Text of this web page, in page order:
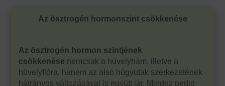
Az ösztrogén hormonszint csökkenése
Az ösztrogén hormon szintjének
csökkenése nemcsak a hüvelyhám, illetve a
hüvelyflóra, hanem az alsó húgyutak szerkezetének
hátrányos változásával is együtt jár. Mindez pedig